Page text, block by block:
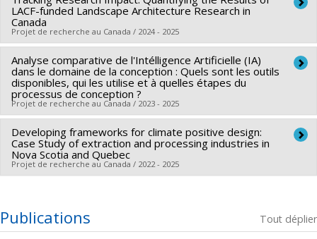
La sensibilisation par l’expérience,2022
Jennyfer Pellorce,Adapter un site sensible au
réchauffement climatique,2022
Bénédicte Simard,Le site de l’ancienne papetière Belgo
Pulp and co., Shawinigan,
Programmes de subvention :PV113813-(NP) Soutien à la
recherche pour la relève professorale
Co-chercheurs : Christian Gates St-Pierre,Carlos Ovalle
Ortega
Sources de financement :CRSH/Conseil de recherches en
sciences humaines du Canada
Programmes de subvention :PV153480-Subventions de
développement Savoir
LACF-funded Landscape Architecture Research in
Canada
Projet de recherche au Canada / 2024 - 2025
Chercheur principal : Heather Braiden
Co-chercheurs : Vincent Larivière
Sources de financement : Fondation d'architecture de
paysage du Canada
Programmes de subvention :
Analyse comparative de l'Intélligence Artificielle (IA)
dans le domaine de la conception : Quels sont les outils
disponibles, qui les utilise et à quelles étapes du
processus de conception ?
Projet de recherche au Canada / 2023 - 2025
Chercheur principal : Heather Braiden
Sources de financement : CRSH/Conseil de recherches en
sciences humaines du Canada
Developing frameworks for climate positive design:
Case Study of extraction and processing industries in
Nova Scotia and Quebec
Projet de recherche au Canada / 2022 - 2025
Co-chercheurs :
Sources de financement :CRSH/Conseil de recherches en
Publications Tout déplier